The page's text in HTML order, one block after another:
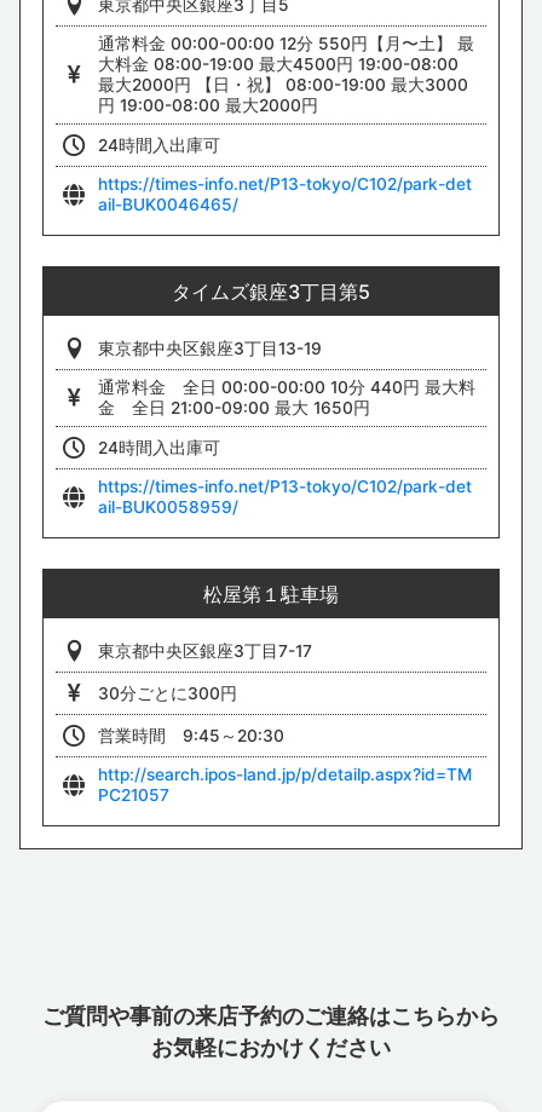
横断歩道を渡り、マロニエゲート銀座を通り過ぎて直進してくだ
銀座2丁目交差点にあるCHANELを右折してください。
右折して、70m直進するとウォッチニアン買取専門店銀座へ到着
いたします。
東京都中央区銀座3丁目5
通常料金 00:00-00:00 12分 550円【月〜土】 最
大料金 08:00-19:00 最大4500円 19:00-08:00
最大2000円 【日・祝】 08:00-19:00 最大3000
円 19:00-08:00 最大2000円
24時間入出庫可
https://times-info.net/P13-tokyo/C102/park-det
ail-BUK0046465/
タイムズ銀座3丁目第5
東京都中央区銀座3丁目13-19
通常料金 全日 00:00-00:00 10分 440円 最大料
金 全日 21:00-09:00 最大 1650円
24時間入出庫可
https://times-info.net/P13-tokyo/C102/park-det
ail-BUK0058959/
松屋第１駐車場
東京都中央区銀座3丁目7-17
30分ごとに300円
営業時間 9:45～20:30
http://search.ipos-land.jp/p/detailp.aspx?id=TM
PC21057
ご質問や事前の来店予約のご連絡はこちらから
お気軽におかけください